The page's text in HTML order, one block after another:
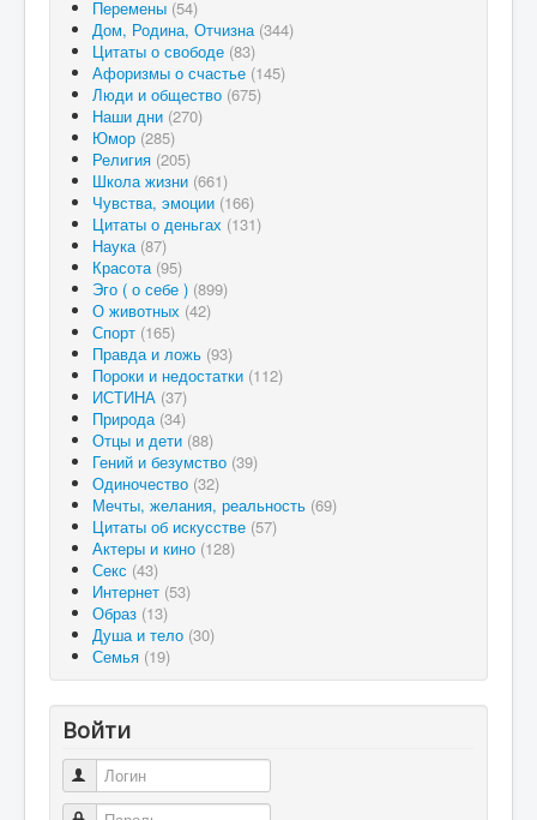
Перемены (54)
Дом, Родина, Отчизна (344)
Цитаты о свободе (83)
Афоризмы о счастье (145)
Люди и общество (675)
Наши дни (270)
Юмор (285)
Религия (205)
Школа жизни (661)
Чувства, эмоции (166)
Цитаты о деньгах (131)
Наука (87)
Красота (95)
Эго ( о себе ) (899)
О животных (42)
Спорт (165)
Правда и ложь (93)
Пороки и недостатки (112)
ИСТИНА (37)
Природа (34)
Отцы и дети (88)
Гений и безумство (39)
Одиночество (32)
Мечты, желания, реальность (69)
Цитаты об искусстве (57)
Актеры и кино (128)
Секс (43)
Интернет (53)
Образ (13)
Душа и тело (30)
Семья (19)
Войти
Логин